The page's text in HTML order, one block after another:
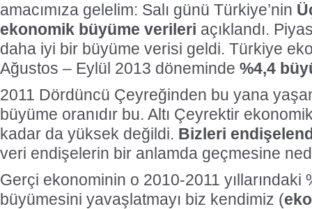
amacımıza gelelim: Salı günü Türkiye’nin
ekonomik büyüme verileri açıklandı.
daha iyi bir büyüme verisi geldi. Türkiye
Ağustos – Eylül 2013 döneminde %4,4
2011 Dördüncü Çeyreğinden bu yana
büyüme oranıdır bu. Altı Çeyrektir
kadar da yüksek değildi. Bizleri
veri endişelerin bir anlamda geçmesine
Gerçi ekonominin o 2010-2011 yıllarındaki
büyümesini yavaşlatmayı biz kendimiz (